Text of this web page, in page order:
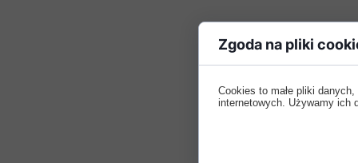
Zgoda na pliki
Cookies to małe pliki
internetowych. Używamy ich